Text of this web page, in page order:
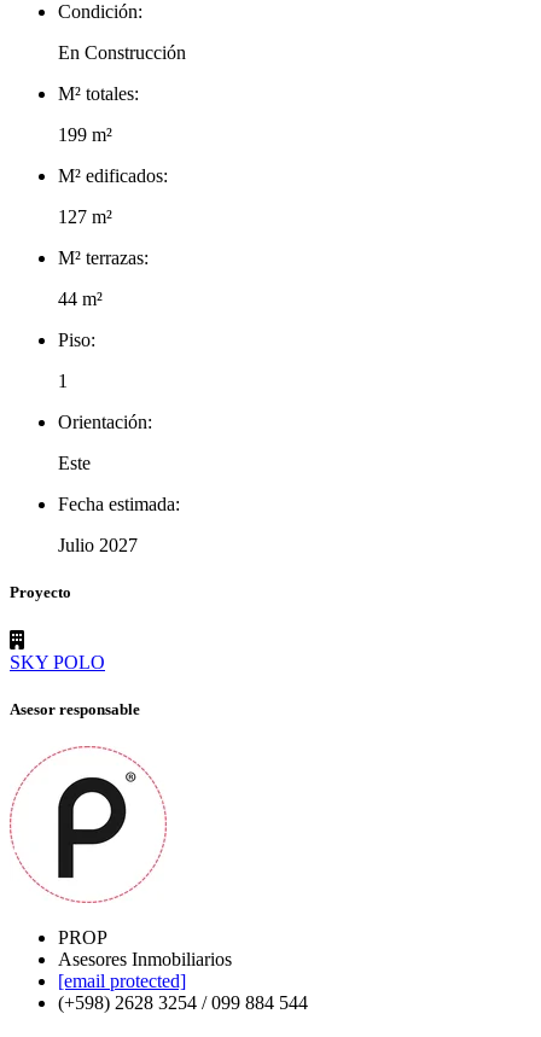
Condición:
En Construcción
M² totales:
199 m²
M² edificados:
127 m²
M² terrazas:
44 m²
Piso:
1
Orientación:
Este
Fecha estimada:
Julio 2027
Proyecto
SKY POLO
Asesor responsable
PROP
Asesores Inmobiliarios
[email protected]
(+598) 2628 3254 / 099 884 544